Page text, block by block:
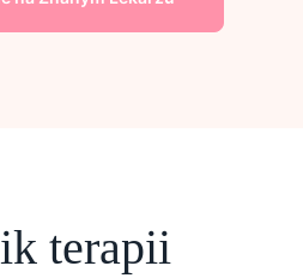
terapii